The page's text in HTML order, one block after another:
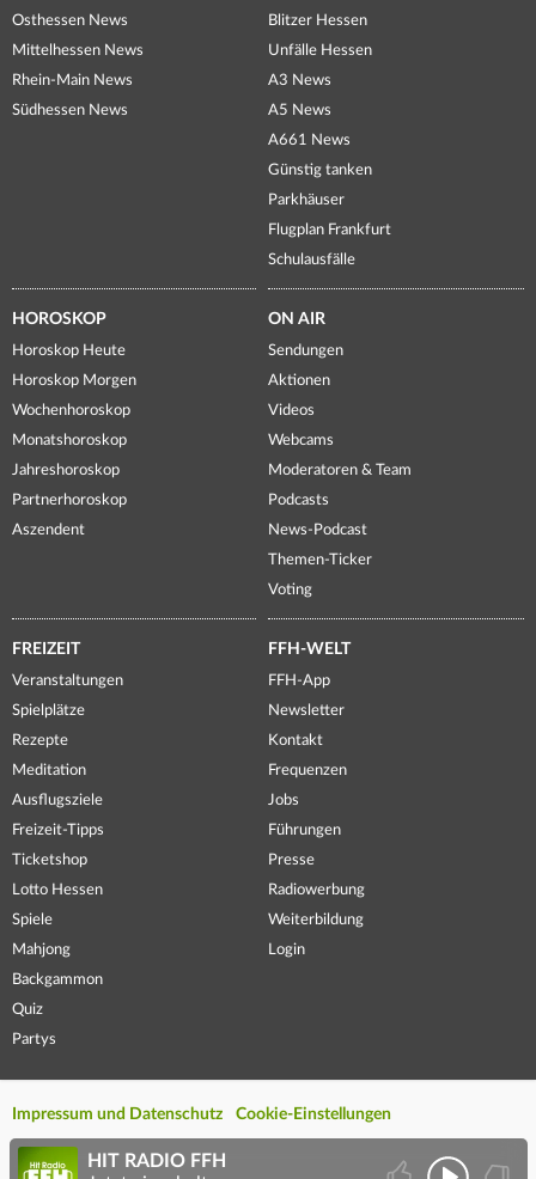
Osthessen News
Mittelhessen News
Rhein-Main News
Südhessen News
Blitzer Hessen
Unfälle Hessen
A3 News
A5 News
A661 News
Günstig tanken
Parkhäuser
Flugplan Frankfurt
Schulausfälle
HOROSKOP
Horoskop Heute
Horoskop Morgen
Wochenhoroskop
Monatshoroskop
Jahreshoroskop
Partnerhoroskop
Aszendent
ON AIR
Sendungen
Aktionen
Videos
Webcams
Moderatoren & Team
Podcasts
News-Podcast
Themen-Ticker
Voting
FREIZEIT
Veranstaltungen
Spielplätze
Rezepte
Meditation
Ausflugsziele
Freizeit-Tipps
Ticketshop
Lotto Hessen
Spiele
Mahjong
Backgammon
Quiz
Partys
FFH-WELT
FFH-App
Newsletter
Kontakt
Frequenzen
Jobs
Führungen
Presse
Radiowerbung
Weiterbildung
Login
Impressum und Datenschutz Cookie-Einstellungen
HIT RADIO FFH